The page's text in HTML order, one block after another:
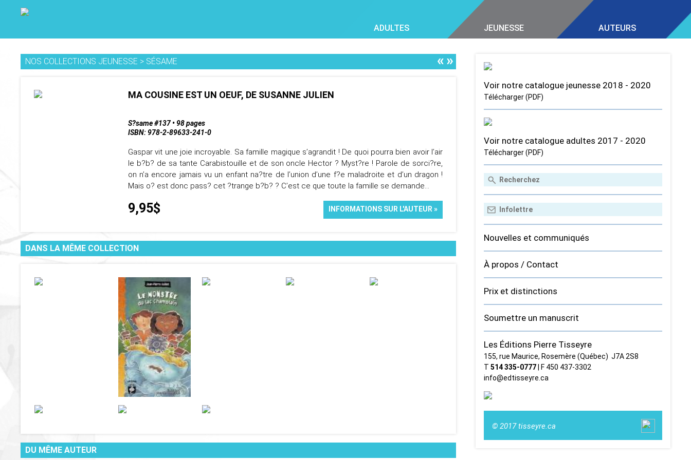
ADULTES JEUNESSE AUTEURS
NOS COLLECTIONS JEUNESSE > SÉSAME «»
MA COUSINE EST UN OEUF, DE SUSANNE JULIEN
S?same #137 • 98 pages
ISBN: 978-2-89633-241-0
Gaspar vit une joie incroyable. Sa famille magique s’agrandit ! De quoi pourra bien avoir l’air
le b?b? de sa tante Carabistouille et de son oncle Hector ? Myst?re ! Parole de sorci?re,
on n’a encore jamais vu un enfant na?tre de l’union d’une f?e maladroite et d’un dragon !
Mais o? est donc pass? cet ?trange b?b? ? C’est ce que toute la famille se demande…
9,95$ INFORMATIONS SUR L'AUTEUR »
DANS LA MÊME COLLECTION
DU MÊME AUTEUR
Voir notre catalogue jeunesse 2018 - 2020
Télécharger (PDF)
Voir notre catalogue adultes 2017 - 2020
Télécharger (PDF)
Nouvelles et communiqués
À propos / Contact
Prix et distinctions
Soumettre un manuscrit
Les Éditions Pierre Tisseyre
155, rue Maurice, Rosemère (Québec) J7A 2S8
T 514 335‑0777| F 450 437‑3302
info@edtisseyre.ca
© 2017 tisseyre.ca